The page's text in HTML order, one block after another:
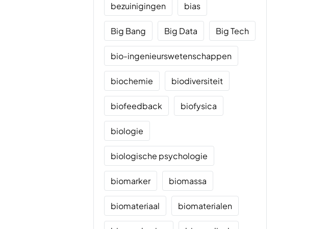
bezuinigingen bias
Big Bang Big Data Big Tech
bio-ingenieurswetenschappen
biochemie biodiversiteit
biofeedback biofysica
biologie
biologische psychologie
biomarker biomassa
biomateriaal biomaterialen